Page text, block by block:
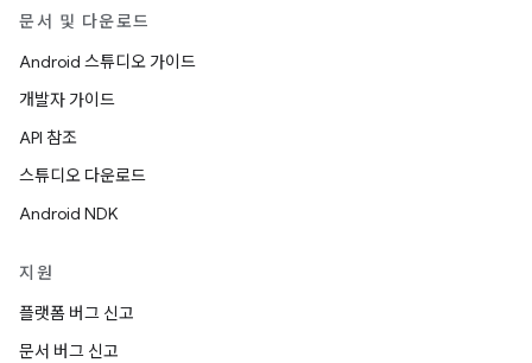
문서 및 다운로드
Android 스튜디오 가이드
개발자 가이드
API 참조
스튜디오 다운로드
Android NDK
지원
플랫폼 버그 신고
문서 버그 신고